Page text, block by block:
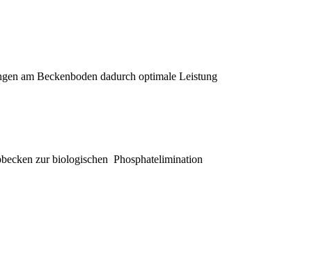
am Beckenboden dadurch optimale Leistung
zur biologischen Phosphatelimination